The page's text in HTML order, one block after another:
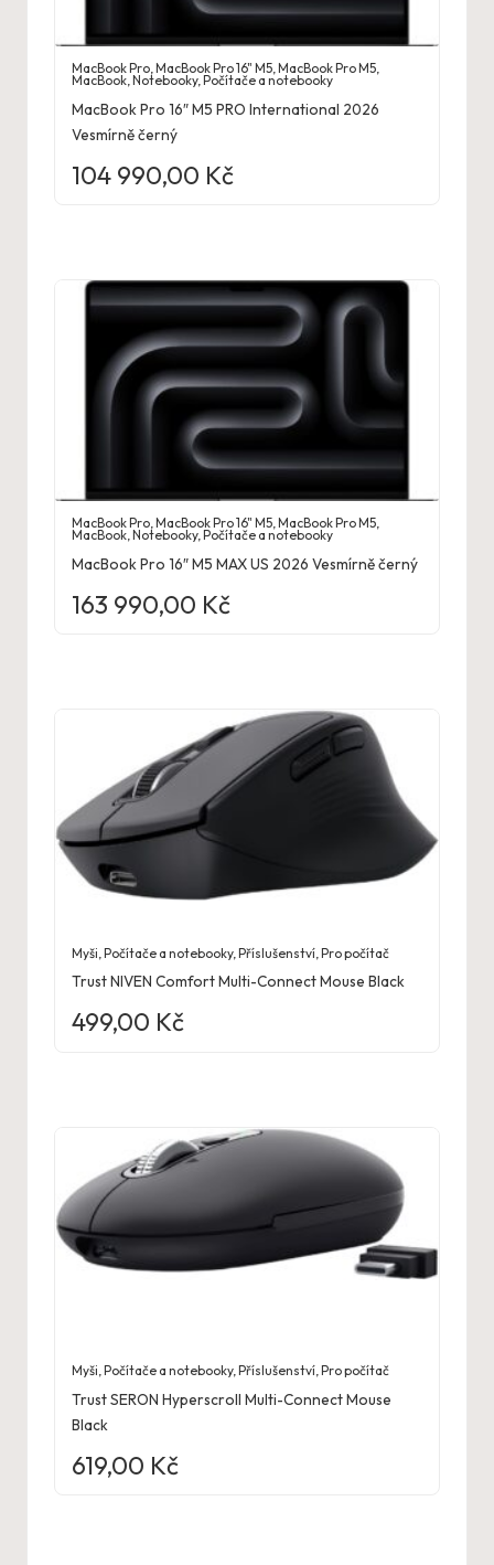
MacBook Pro,MacBook Pro 16" M5,MacBook Pro M5,
MacBook,Notebooky,Počítače a notebooky
MacBook Pro 16″ M5 PRO International 2026
Vesmírně černý
104 990,00 Kč
MacBook Pro,MacBook Pro 16" M5,MacBook Pro M5,
MacBook,Notebooky,Počítače a notebooky
MacBook Pro 16″ M5 MAX US 2026 Vesmírně černý
163 990,00 Kč
Myši ,Počítače a notebooky,Příslušenství ,Pro počítač
Trust NIVEN Comfort Multi-Connect Mouse Black
499,00 Kč
Myši ,Počítače a notebooky,Příslušenství ,Pro počítač
Trust SERON Hyperscroll Multi-Connect Mouse
Black
619,00 Kč